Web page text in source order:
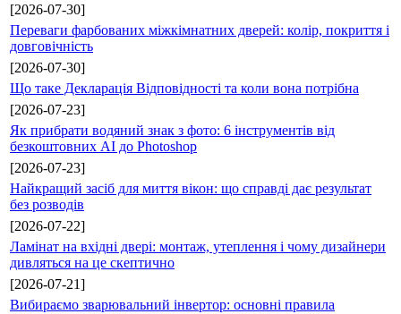
[2026-07-30]
Переваги фарбованих міжкімнатних дверей: колір, покриття і
довговічність
[2026-07-30]
Що таке Декларація Відповідності та коли вона потрібна
[2026-07-23]
Як прибрати водяний знак з фото: 6 інструментів від
безкоштовних AI до Photoshop
[2026-07-23]
Найкращий засіб для миття вікон: що справді дає результат
без розводів
[2026-07-22]
Ламінат на вхідні двері: монтаж, утеплення і чому дизайнери
дивляться на це скептично
[2026-07-21]
Вибираємо зварювальний інвертор: основні правила